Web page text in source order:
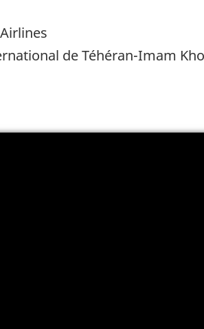
de Téhéran-Imam